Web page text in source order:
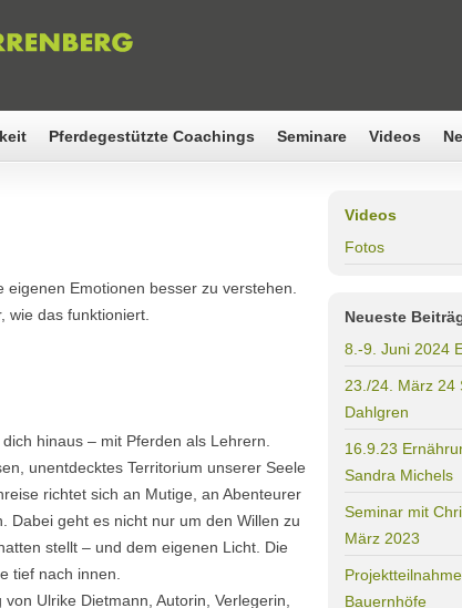
Pferdegestützte Coachings Seminare Videos
Emotionen besser zu verstehen.
wie das funktioniert.
hinaus – mit Pferden als Lehrern.
unentdecktes Territorium unserer Seele
richtet sich an Mutige, an Abenteurer
Dabei geht es nicht nur um den Willen zu
stellt – und dem eigenen Licht. Die
tief nach innen.
Ulrike Dietmann, Autorin, Verlegerin,
Videos
Fotos
Neueste
8.-9. Juni 2024
23./24. März 24
Dahlgren
16.9.23
Sandra Michels
Seminar mit
März 2023
Bauernhöfe